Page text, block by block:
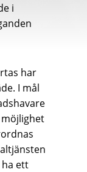
i
har
I mål
ett